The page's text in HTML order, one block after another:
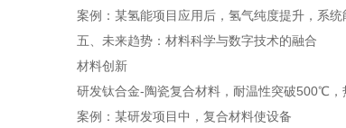
案例：某氢能项目应用后，氢气纯度提升，系统
五、未来趋势：材料科学与数字技术的融合
材料创新
研发钛合金-陶瓷复合材料，耐温性突破500℃，
案例：某研发项目中，复合材料使设备